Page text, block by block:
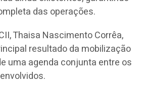
das operações.
Thaisa Nascimento Corrêa,
resultado da mobilização
uma agenda conjunta entre os